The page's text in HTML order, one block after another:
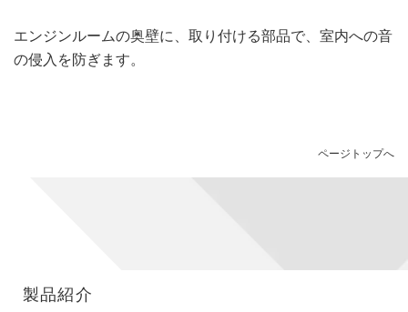
エンジンルームの奥壁に、取り付ける部品で、室内への音
の侵入を防ぎます。
ページトップへ
製品紹介